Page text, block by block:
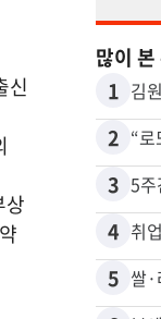
신
상
많이
1 김
2
3 5주
4 취
5